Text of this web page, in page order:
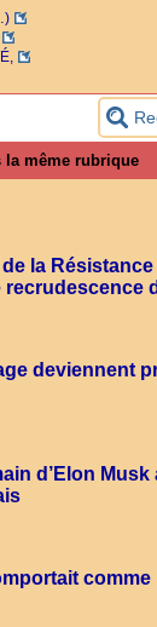
la même rubrique
la Résistance
recrudescence
deviennent
d’Elon
comme